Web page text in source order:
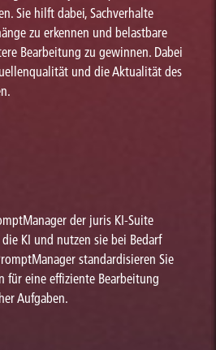
Sie hilft dabei, Sachverhalte
zu erkennen und belastbare
Bearbeitung zu gewinnen. Dabei
und die Aktualität des
der juris KI-Suite
KI und nutzen sie bei Bedarf
standardisieren Sie
für eine effiziente Bearbeitung
Aufgaben.